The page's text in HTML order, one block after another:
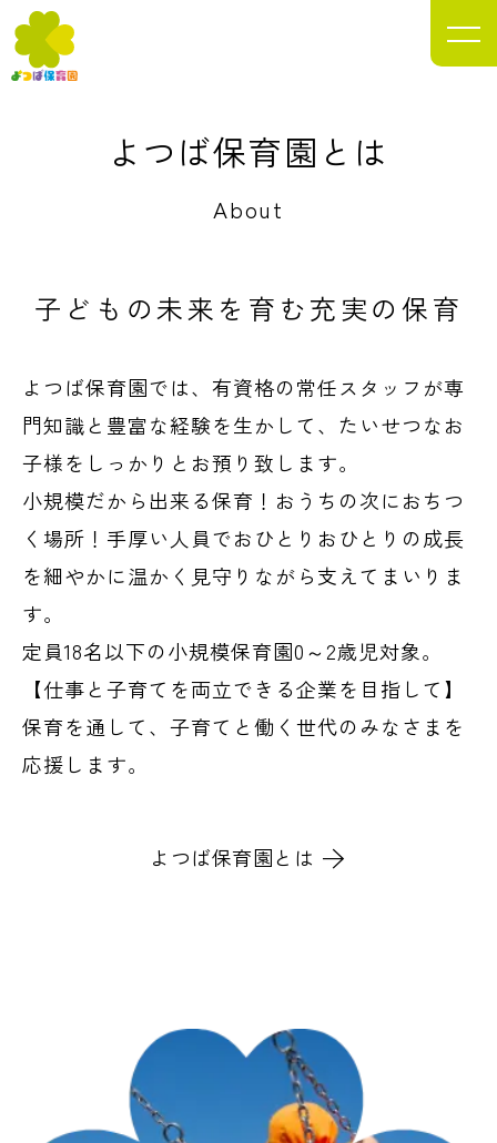
よつば保育園とは
About
子どもの未来を 育む充実の保育
よつば保育園では、有資格の常任スタッフが専
門知識と豊富な経験を生かして、たいせつなお
子様をしっかりとお預り致します。
小規模だから出来る保育！おうちの次におちつ
く場所！手厚い人員でおひとりおひとりの成長
を細やかに温かく見守りながら支えてまいりま
す。
定員18名以下の小規模保育園0～2歳児対象。
【仕事と子育てを両立できる企業を目指して】
保育を通して、子育てと働く世代のみなさまを
応援します。
よつば保育園とは